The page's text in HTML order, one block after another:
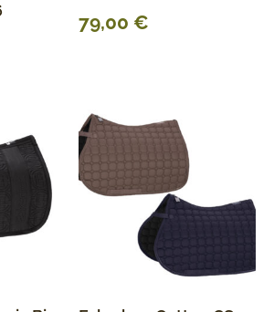
79,00 €